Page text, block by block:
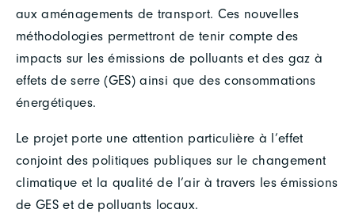
aux aménagements de transport. Ces nouvelles
méthodologies permettront de tenir compte des
impacts sur les émissions de polluants et des gaz à
effets de serre (GES) ainsi que des consommations
énergétiques.
Le projet porte une attention particulière à l’effet
conjoint des politiques publiques sur le changement
climatique et la qualité de l’air à travers les émissions
de GES et de polluants locaux.